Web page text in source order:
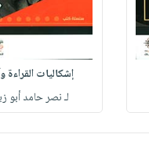
إشكاليات القراءة
لـ نصر حامد أبو